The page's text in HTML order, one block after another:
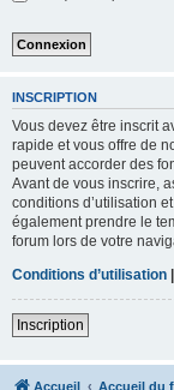
INSCRIPTION
Vous devez être inscrit
rapide et vous offre de
peuvent accorder des
Avant de vous inscrire,
conditions d’utilisation
également prendre le
forum lors de votre
Conditions d’utilisation |
Inscription
Accueil Accueil du